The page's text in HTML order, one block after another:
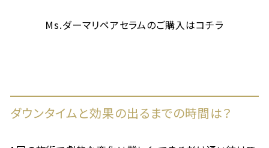
Ms.ダーマリペアセラムのご購入はコチラ
ダウンタイムと効果の出るまでの時間は？